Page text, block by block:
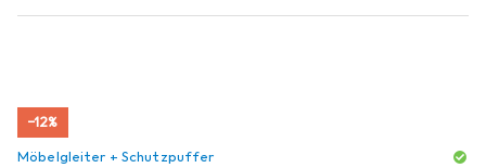
−12%
Möbelgleiter + Schutzpuffer